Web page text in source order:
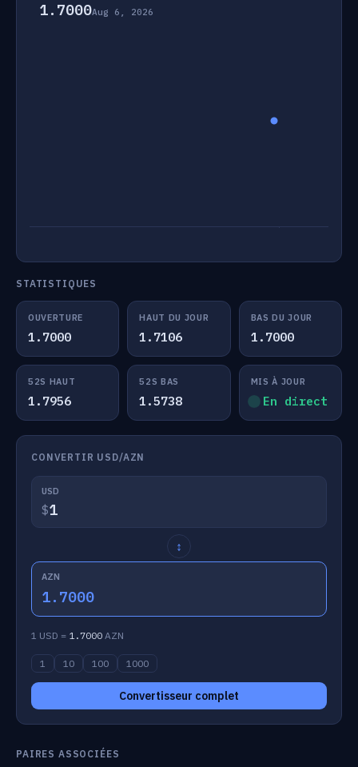
1.7000Aug 6, 2026
STATISTIQUES
OUVERTURE
1.7000
HAUT DU JOUR
1.7106
BAS DU JOUR
1.7000
52S HAUT
1.7956
52S BAS
1.5738
MIS À JOUR
En direct
CONVERTIR USD/AZN
USD
$
↕
AZN
1.7000
1 USD = 1.7000 AZN
1 10 100 1000
Convertisseur complet
PAIRES ASSOCIÉES